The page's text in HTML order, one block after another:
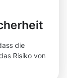
die
Risiko von